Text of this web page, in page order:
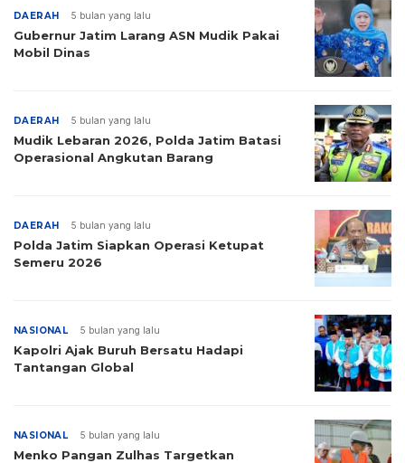
DAERAH 5 bulan yang lalu
Gubernur Jatim Larang ASN Mudik Pakai
Mobil Dinas
DAERAH 5 bulan yang lalu
Mudik Lebaran 2026, Polda Jatim Batasi
Operasional Angkutan Barang
DAERAH 5 bulan yang lalu
Polda Jatim Siapkan Operasi Ketupat
Semeru 2026
NASIONAL 5 bulan yang lalu
Kapolri Ajak Buruh Bersatu Hadapi
Tantangan Global
NASIONAL 5 bulan yang lalu
Menko Pangan Zulhas Targetkan